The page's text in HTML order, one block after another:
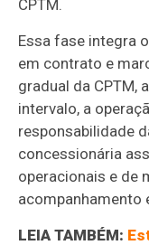
CPTM.
Essa fase integra
em contrato e
gradual da CPTM,
intervalo, a
responsabilidade
concessionária
operacionais e de
acompanhamento
LEIA TAMBÉM: